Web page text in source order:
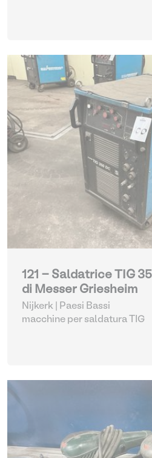
121 - Saldatrice TIG
di Messer Griesheim
Nijkerk | Paesi Bassi
macchine per saldatura TIG